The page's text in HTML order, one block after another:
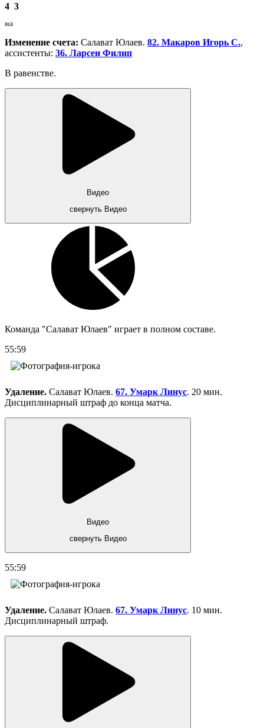
4 3
РАВ
Изменение счета: Салават Юлаев. 82. Макаров Игорь С.,
ассистенты: 36. Ларсен Филип
В равенстве.
Видео
свернуть Видео
Команда "Салават Юлаев" играет в полном составе.
55:59
Удаление. Салават Юлаев. 67. Умарк Линус. 20 мин.
Дисциплинарный штраф до конца матча.
Видео
свернуть Видео
55:59
Удаление. Салават Юлаев. 67. Умарк Линус. 10 мин.
Дисциплинарный штраф.